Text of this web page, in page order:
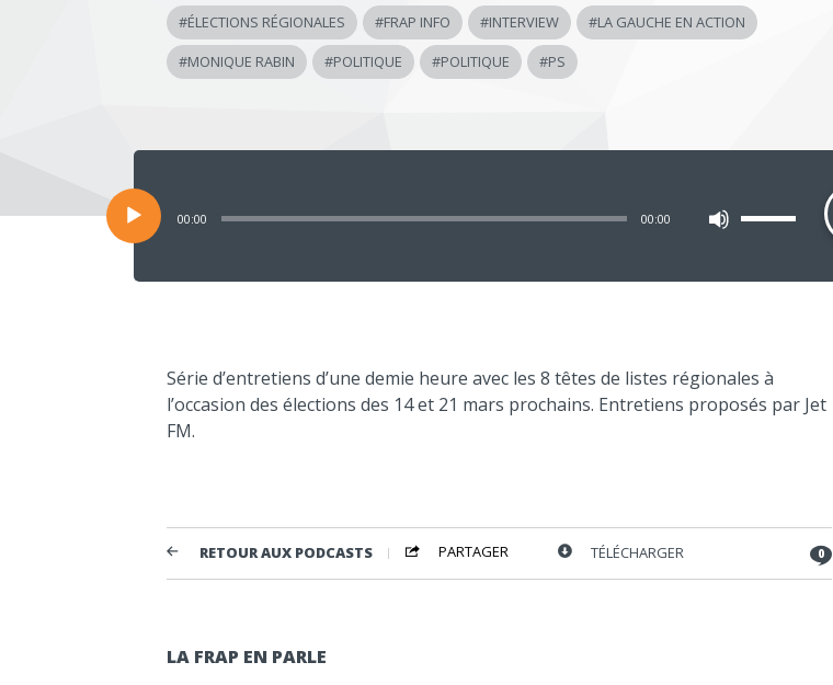
#ÉLECTIONS RÉGIONALES #FRAP INFO #INTERVIEW #LA GAUCHE EN ACTION
#MONIQUE RABIN #POLITIQUE #POLITIQUE #PS
Lecteur
00:00 00:00 les
pour
Série d’entretiens d’une demie heure avec les 8 têtes de listes régionales à
l’occasion des élections des 14 et 21 mars prochains. Entretiens proposés par Jet
FM.
RETOUR AUX PODCASTS PARTAGER TÉLÉCHARGER 0
LA FRAP EN PARLE